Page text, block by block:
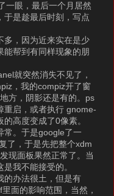
一眼，最后一个月居然
于是趁最后时刻，写点
多，因为近来实在是少
能帮到有同样现象的朋
就突然消失不见了，
，我的compiz开了窗
方，阴影还是有的。ps
重启，或者执行 gnome-
高度变成了0像素。
常。于是google了一
了，于是先把整个xdm
现面板果然正常了。当
我不能接受的。
的办法很土，但是有
面的影响范围，当然，